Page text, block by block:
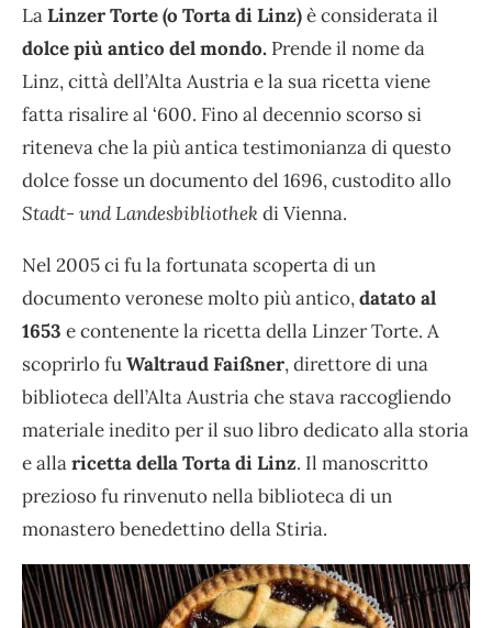
LaLinzer Torte (o Torta di Linz)è considerata il
dolce più antico del mondo. Prende il nome da
Linz, città dell’Alta Austria e la sua ricetta viene
fatta risalire al ‘600. Fino al decennio scorso si
riteneva che la più antica testimonianza di questo
dolce fosse un documento del 1696, custoditoallo
Stadt- und Landesbibliothekdi Vienna.
Nel 2005 ci fu la fortunata scoperta di un
documento veronese molto più antico,datato al
1653 e contenente la ricetta della Linzer Torte. A
scoprirlo fuWaltraud Faißner, direttore di una
biblioteca dell’Alta Austria che stava raccogliendo
materiale inedito per il suo libro dedicato alla storia
e allaricetta della Torta di Linz. Il manoscritto
prezioso fu rinvenuto nella biblioteca di un
monastero benedettino della Stiria.